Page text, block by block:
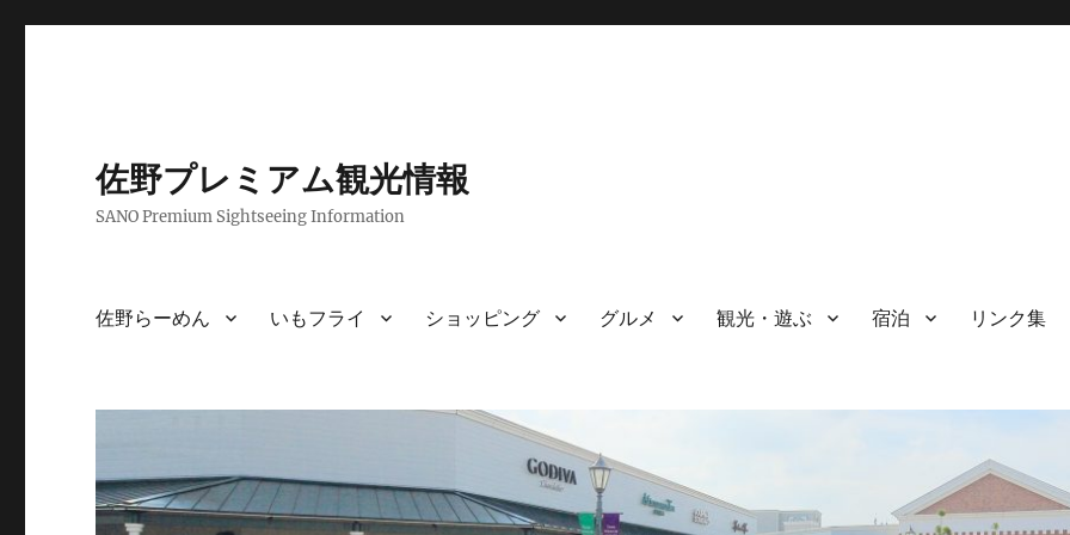
佐野プレミアム観光情報
SANO Premium Sightseeing Information
佐野らーめん いもフライ ショッピング グルメ 観光・遊ぶ 宿泊 リンク集